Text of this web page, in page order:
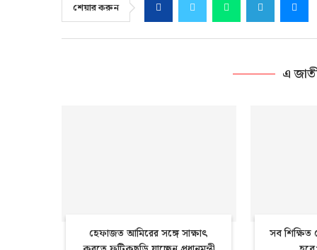
শেয়ার করুন
এ
হেফাজত আমিরের সঙ্গে সাক্ষাৎ
সব শিক্ষিত